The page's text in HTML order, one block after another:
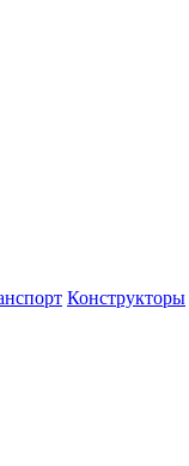
Конструкторы